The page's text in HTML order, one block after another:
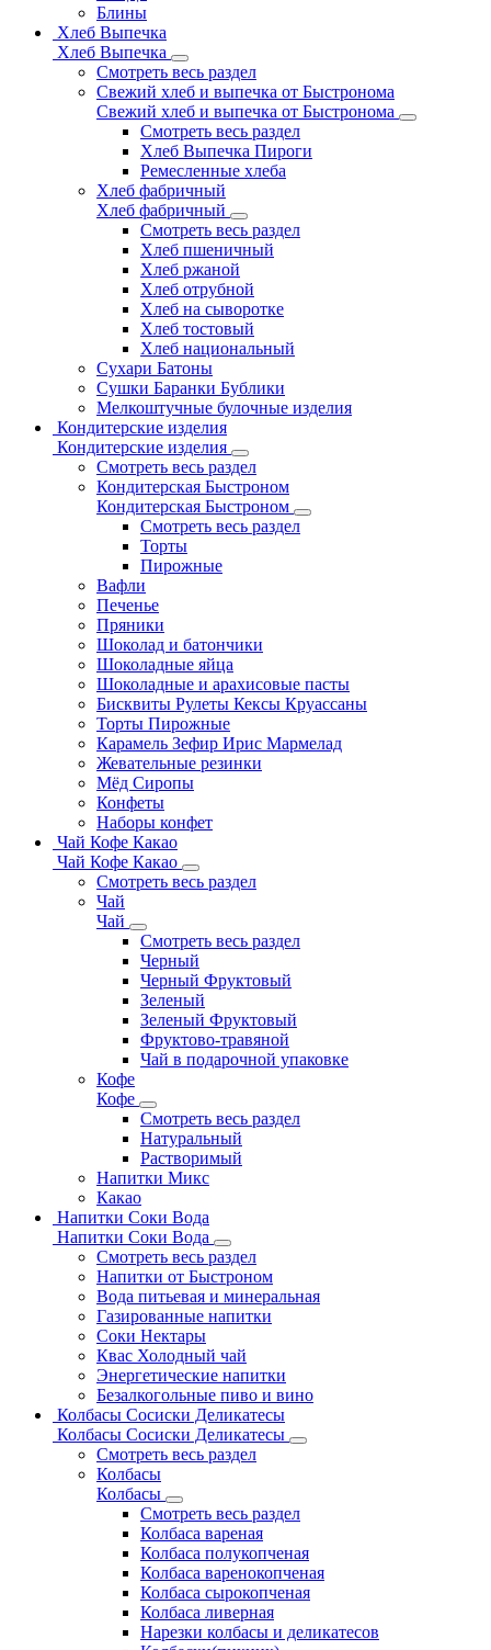
Блины
Хлеб Выпечка
Хлеб Выпечка
Смотреть весь раздел
Свежий хлеб и выпечка от Быстронома
Свежий хлеб и выпечка от Быстронома
Смотреть весь раздел
Хлеб Выпечка Пироги
Ремесленные хлеба
Хлеб фабричный
Хлеб фабричный
Смотреть весь раздел
Хлеб пшеничный
Хлеб ржаной
Хлеб отрубной
Хлеб на сыворотке
Хлеб тостовый
Хлеб национальный
Сухари Батоны
Сушки Баранки Бублики
Мелкоштучные булочные изделия
Кондитерские изделия
Кондитерские изделия
Смотреть весь раздел
Кондитерская Быстроном
Кондитерская Быстроном
Смотреть весь раздел
Торты
Пирожные
Вафли
Печенье
Пряники
Шоколад и батончики
Шоколадные яйца
Шоколадные и арахисовые пасты
Бисквиты Рулеты Кексы Круассаны
Торты Пирожные
Карамель Зефир Ирис Мармелад
Жевательные резинки
Мёд Сиропы
Конфеты
Наборы конфет
Чай Кофе Какао
Чай Кофе Какао
Смотреть весь раздел
Чай
Чай
Смотреть весь раздел
Черный
Черный Фруктовый
Зеленый
Зеленый Фруктовый
Фруктово-травяной
Чай в подарочной упаковке
Кофе
Кофе
Смотреть весь раздел
Натуральный
Растворимый
Напитки Микс
Какао
Напитки Соки Вода
Напитки Соки Вода
Смотреть весь раздел
Напитки от Быстроном
Вода питьевая и минеральная
Газированные напитки
Соки Нектары
Квас Холодный чай
Энергетические напитки
Безалкогольные пиво и вино
Колбасы Сосиски Деликатесы
Колбасы Сосиски Деликатесы
Смотреть весь раздел
Колбасы
Колбасы
Смотреть весь раздел
Колбаса вареная
Колбаса полукопченая
Колбаса варенокопченая
Колбаса сырокопченая
Колбаса ливерная
Нарезки колбасы и деликатесов